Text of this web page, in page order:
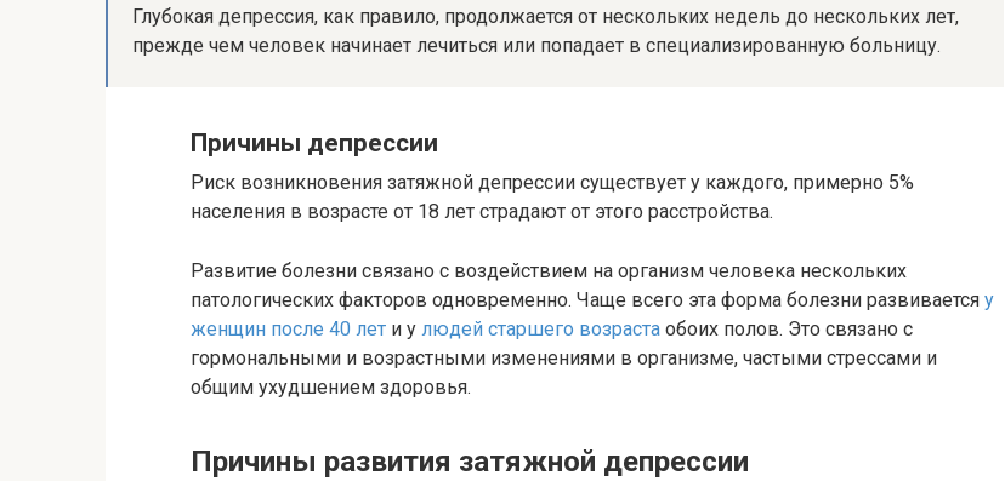
Глубокая депрессия, как правило, продолжается от нескольких недель до нескольких лет,
прежде чем человек начинает лечиться или попадает в специализированную больницу.
Причины депрессии
Риск возникновения затяжной депрессии существует у каждого, примерно 5%
населения в возрасте от 18 лет страдают от этого расстройства.
Развитие болезни связано с воздействием на организм человека нескольких
патологических факторов одновременно. Чаще всего эта форма болезни развивается у
женщин после 40 лет и у людей старшего возраста обоих полов. Это связано с
гормональными и возрастными изменениями в организме, частыми стрессами и
общим ухудшением здоровья.
Причины развития затяжной депрессии